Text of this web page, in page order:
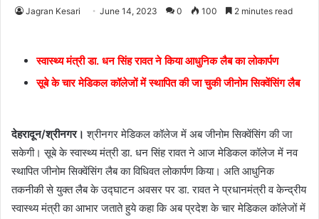
Jagran Kesari June 14, 2023 0 100 2 minutes read
स्वास्थ्य मंत्री डा. धन सिंह रावत ने किया आधुनिक लैब का लोकार्पण
सूबे के चार मेडिकल कॉलेजों में स्थापित की जा चुकी जीनोम सिक्वेंसिंग लैब
देहरादून/श्रीनगर। श्रीनगर मेडिकल कॉलेज में अब जीनोम सिक्वेंसिंग की जा
सकेगी। सूबे के स्वास्थ्य मंत्री डा. धन सिंह रावत ने आज मेडिकल कॉलेज में नव
स्थापित जीनोम सिक्वेंसिंग लैब का विधिवत लोकार्पण किया। अति आधुनिक
तकनीकी से युक्त लैब के उद्घाटन अवसर पर डा. रावत ने प्रधानमंत्री व केन्द्रीय
स्वास्थ्य मंत्री का आभार जताते हुये कहा कि अब प्रदेश के चार मेडिकल कॉलेजों में